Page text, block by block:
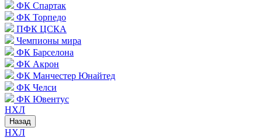
ФК Спартак
ФК Торпедо
ПФК ЦСКА
Чемпионы мира
ФК Барселона
ФК Акрон
ФК Манчестер Юнайтед
ФК Челси
ФК Ювентус
НХЛ
Назад
НХЛ